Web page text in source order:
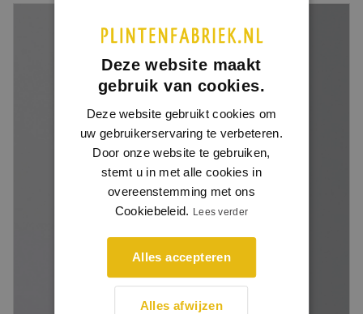
Deze website maakt
gebruik van cookies.
Deze website gebruikt cookies om
uw gebruikerservaring te verbeteren.
Door onze website te gebruiken,
stemt u in met alle cookies in
overeenstemming met ons
Cookiebeleid. Lees verder
Alles accepteren
Alles afwijzen